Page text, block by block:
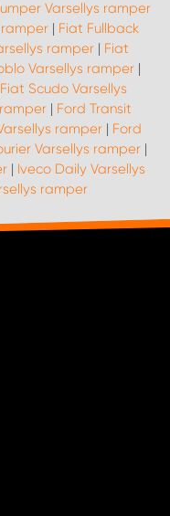
Varsellys ramper
ramper| Fiat Fullback
ramper | Fiat
Varsellys ramper|
Fiat Scudo Varsellys
| Ford Transit
ramper| Ford
Varsellys ramper |
| Iveco Daily Varsellys
ramper